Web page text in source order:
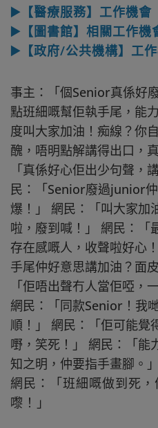
▶️【醫療服務】工作機會
▶️【圖書館】相關工作機
▶️【政府/公共機構】工
事主：「個Senior真係好
點班細嘅幫佢執手尾，能
度叫大家加油！痴線？你
醜，唔明點解講得出口，
「真係好心佢出少句聲，
民：「Senior廢過junior
爆！」 網民：「叫大家加
啦，廢到喊！」 網民：「
存在感嘅人，收聲啦好心
手尾仲好意思講加油？面
「佢唔出聲冇人當佢啞，
網民：「同款Senior！我
順！」 網民：「佢可能覺
嘢，笑死！」 網民：「能
知之明，仲要指手畫腳。」
網民：「班細嘅做到死
嚟！」